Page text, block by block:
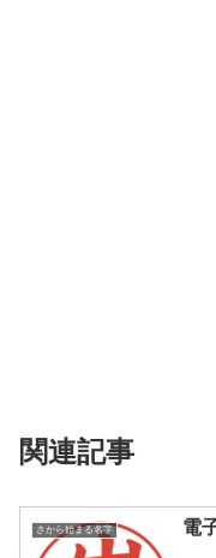
関連記事
さから始まる名字 電